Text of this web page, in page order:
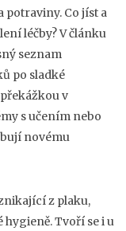
potraviny. Co jíst a
léčby? V článku
seznam
po sladké
v
s učením nebo
novému
z plaku,
hygieně. Tvoří se i u